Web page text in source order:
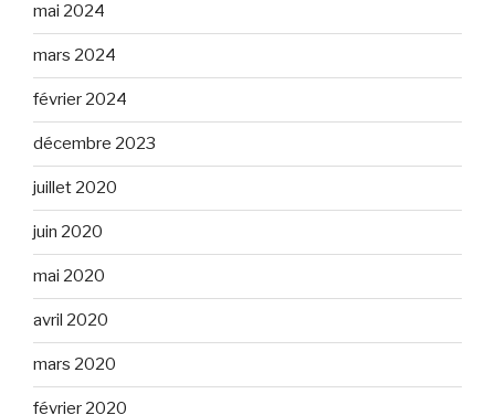
mai 2024
mars 2024
février 2024
décembre 2023
juillet 2020
juin 2020
mai 2020
avril 2020
mars 2020
février 2020